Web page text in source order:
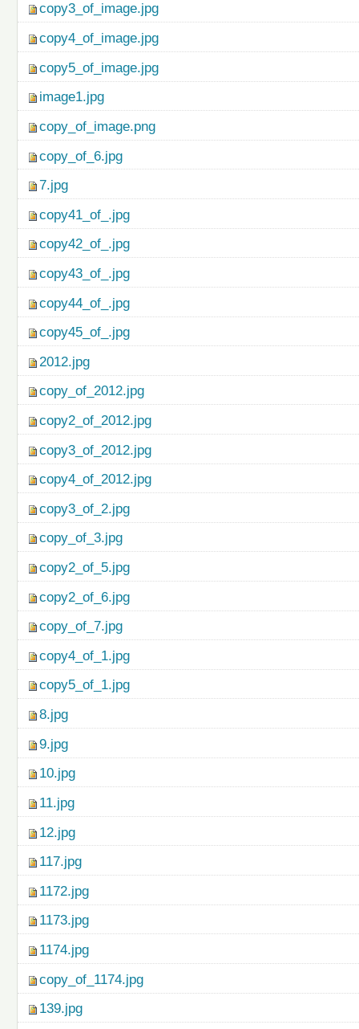
copy3_of_image.jpg
copy4_of_image.jpg
copy5_of_image.jpg
image1.jpg
copy_of_image.png
copy_of_6.jpg
7.jpg
copy41_of_.jpg
copy42_of_.jpg
copy43_of_.jpg
copy44_of_.jpg
copy45_of_.jpg
2012.jpg
copy_of_2012.jpg
copy2_of_2012.jpg
copy3_of_2012.jpg
copy4_of_2012.jpg
copy3_of_2.jpg
copy_of_3.jpg
copy2_of_5.jpg
copy2_of_6.jpg
copy_of_7.jpg
copy4_of_1.jpg
copy5_of_1.jpg
8.jpg
9.jpg
10.jpg
11.jpg
12.jpg
117.jpg
1172.jpg
1173.jpg
1174.jpg
copy_of_1174.jpg
139.jpg